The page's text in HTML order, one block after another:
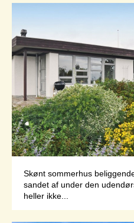
Skønt sommerhus
sandet af under den
heller ikke...